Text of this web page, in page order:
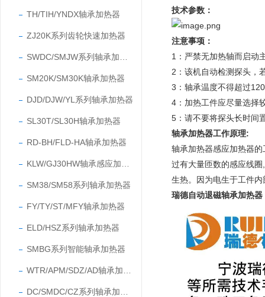
TH/TIH/YNDX轴承加热器
ZJ20K系列齿轮快速加热器
SM20K/SM30K轴承加热器
DJD/DJW/YL系列轴承加热器
SL30T/SL30H轴承加热器
RD-BH/FLD-HA轴承加热器
SM38/SM58系列轴承加热器
FY/TY/ST/MFY轴承加热器
ELD/HSZ系列轴承加热器
SMBG系列智能轴承加热器
技术参数：
注意事项：
1： 严禁无加热轴而启动
2： 该机自动检测探头，
3： 轴承温度不得超过
4： 加热工件应尽量选择
5：请不要将探头长时间
轴承加热器工作原理:
轴承加热器感应加热器
过有大量匝数的感应线
生热。因为电生于工件
瑞德自动退磁轴承加热器